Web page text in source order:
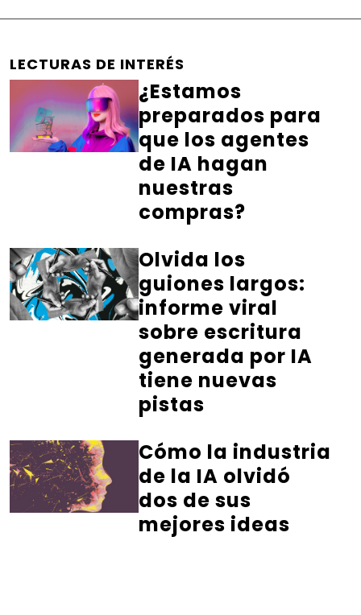
LECTURAS DE INTERÉS
¿Estamos
preparados para
que los agentes
de IA hagan
nuestras
compras?
Olvida los
guiones largos:
informe viral
sobre escritura
generada por IA
tiene nuevas
pistas
Cómo la industria
de la IA olvidó
dos de sus
mejores ideas